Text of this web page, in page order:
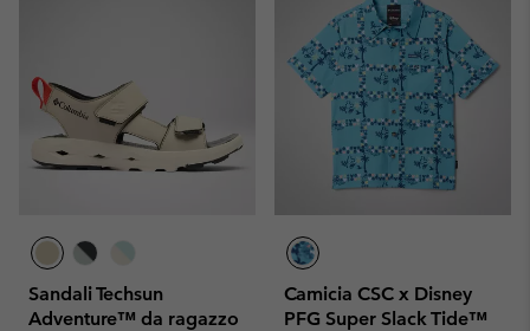
Sandali Techsun
Adventure™ da ragazzo
Camicia CSC x Disney
PFG Super Slack Tide™